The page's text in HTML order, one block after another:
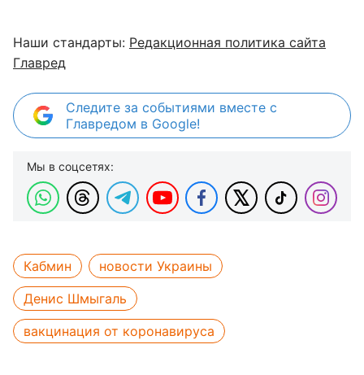
Наши стандарты: Редакционная политика сайта
Главред
Следите за событиями вместе с
Главредом в Google!
Мы в соцсетях:
Кабмин
новости Украины
Денис Шмыгаль
вакцинация от коронавируса